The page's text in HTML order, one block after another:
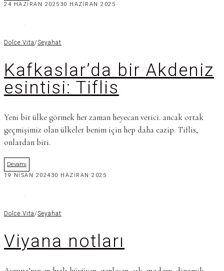
24 HAZIRAN 2025 30 HAZIRAN 2025
Dolce Vita/Seyahat
Kafkaslar’da bir Akdeniz
esintisi: Tiflis
Yeni bir ülke görmek her zaman heyecan verici. ancak ortak
geçmişimiz olan ülkeler benim için hep daha cazip. Tiflis,
onlardan biri.
Devamı
19 NISAN 2024 30 HAZIRAN 2025
Dolce Vita/Seyahat
Viyana notları